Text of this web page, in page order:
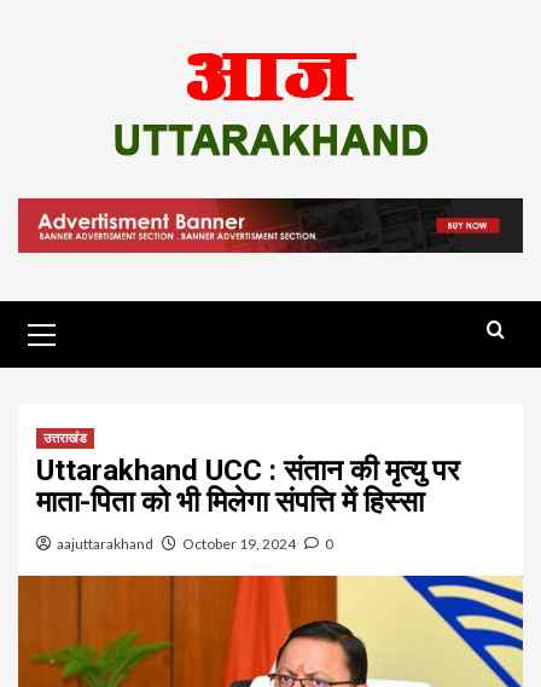
Menu
उत्तराखंड
Uttarakhand UCC : संतान की मृत्यु पर
माता-पिता को भी मिलेगा संपत्ति में हिस्सा
aajuttarakhand October 19, 2024 0